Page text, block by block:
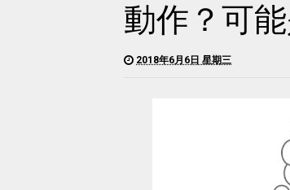
動作？可
2018年6月6日 星期三